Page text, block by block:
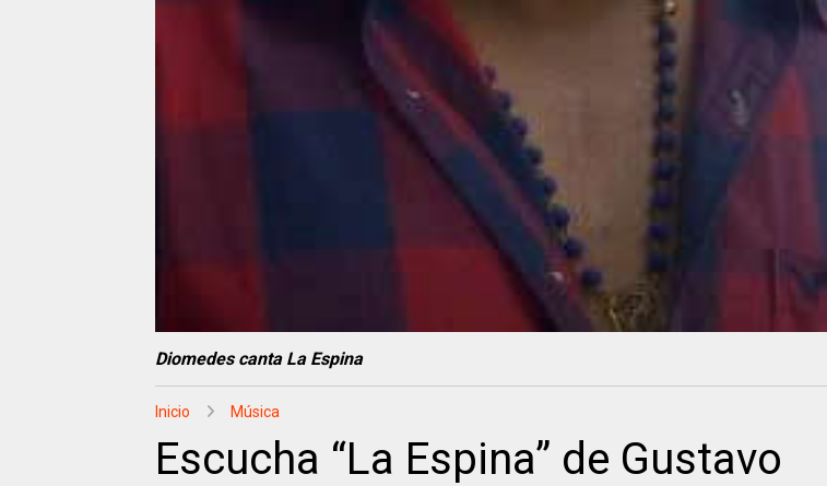
Diomedes canta La Espina
Inicio Música
Escucha “La Espina” de Gustavo